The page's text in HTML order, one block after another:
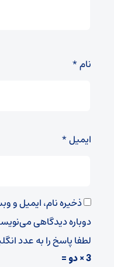
نام*
ایمیل*
ذخیره نام، ایمیل و
دوباره دیدگاهی
لطفا پاسخ را به عدد
3 × دو =